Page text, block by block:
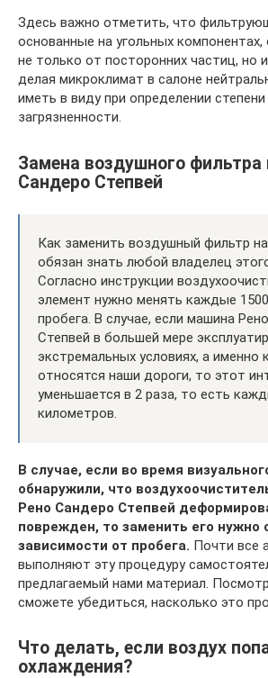
Здесь важно отметить, что
основанные на угольных
не только от посторонних частиц, но
делая микроклимат в салоне
иметь в виду при определении степени
загрязненности.
Замена воздушного фильтра
Сандеро Степвей
Как заменить воздушный фильтр
обязан знать любой владелец
Согласно инструкции
элемент нужно менять каждые
пробега. В случае, если машина
Степвей в большей мере
экстремальных условиях, а именно
относятся наши дороги, то этот
уменьшается в 2 раза, то есть
километров.
В случае, если во время
обнаружили, что
Рено Сандеро Степвей
поврежден, то заменить его нужно
зависимости от пробега. Почти все
выполняют эту процедуру
предлагаемый нами материал.
сможете убедиться, насколько это
Что делать, если воздух
охлаждения?